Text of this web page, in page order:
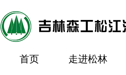
首页 走进松林